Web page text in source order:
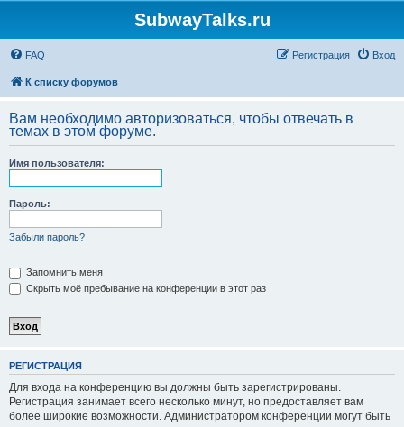
SubwayTalks.ru
FAQ Вход
Регистрация
К списку форумов
Вам необходимо авторизоваться, чтобы отвечать в
темах в этом форуме.
Имя пользователя:
Пароль:
Забыли пароль?
Запомнить меня
Скрыть моё пребывание на конференции в этот раз
РЕГИСТРАЦИЯ
Для входа на конференцию вы должны быть зарегистрированы.
Регистрация занимает всего несколько минут, но предоставляет вам
более широкие возможности. Администратором конференции могут быть